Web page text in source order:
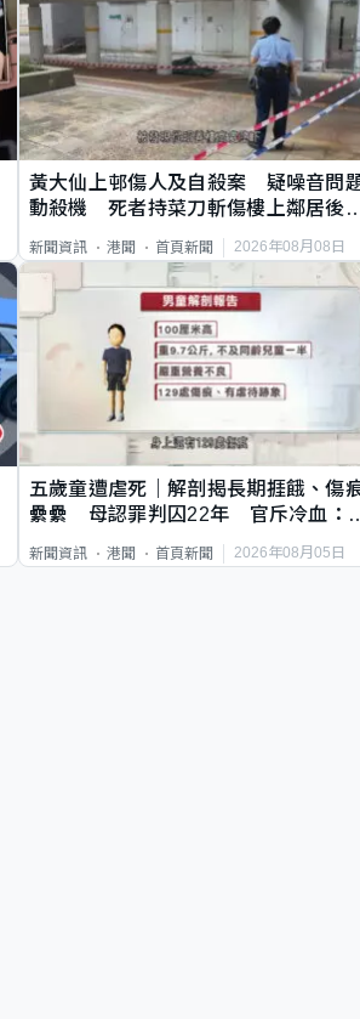
黃大仙上邨傷人及自殺案 疑噪音問
動殺機 死者持菜刀斬傷樓上鄰居後
新聞資訊 港聞 首頁新聞 2026年08月08日
五歲童遭虐死｜解剖揭長期捱餓、傷
纍纍 母認罪判囚22年 官斥冷血：
新聞資訊 港聞 首頁新聞 2026年08月05日